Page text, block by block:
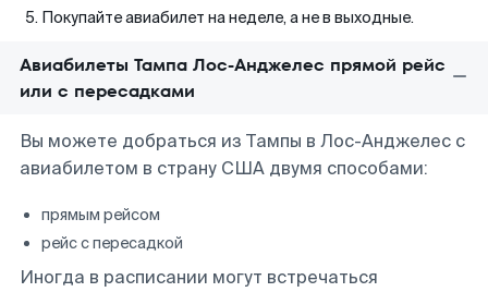
Покупайте авиабилет на неделе, а не в выходные.
Авиабилеты Тампа Лос-Анджелес прямой рейс
или с пересадками
Вы можете добраться из Тампы в Лос-Анджелес с
авиабилетом в страну США двумя способами:
прямым рейсом
рейс с пересадкой
Иногда в расписании могут встречаться